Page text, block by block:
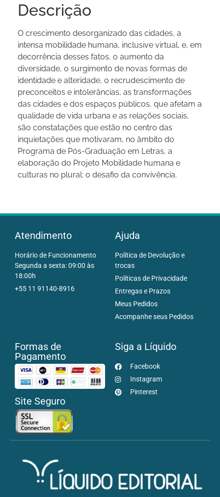
Descrição
O crescimento desorganizado das cidades, a
intensa mobilidade humana, inclusive virtual, e, em
decorrência desses fatos, o aumento da
diversidade, o surgimento de novas formas de
identidade e alteridade, o recrudescimento de
preconceitos e intolerâncias, as transformações
das cidades e dos espaços públicos, que afetam a
qualidade de vida urbana e as relações sociais,
são constatações que estão no centro das
inquietações que motivaram, no âmbito do
Programa de Pós-Graduação em Letras, a
elaboração do Projeto Mobilidade humana e
culturas no plural: o desafio da convivência.
Atendimento
Horário de Funcionamento
Segunda a sexta: 09:00 às
18:00h
+55 11 91140-8916
Ajuda
Política de Devolução e
trocas
Políticas de Privacidade
Entregas e Prazos
Meus Pedidos
Acompanhe seus Pedidos
Formas de
Pagamento
Site Seguro
Siga a Líquido
Facebook
Instagram
Pinterest